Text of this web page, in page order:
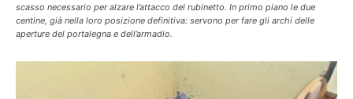
scasso necessario per alzare l’attacco del rubinetto. In primo piano le due
centine, già nella loro posizione definitiva: servono per fare gli archi delle
aperture del portalegna e dell’armadio.